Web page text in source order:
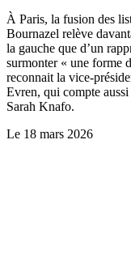
À Paris, la fusion des
Bournazel relève
la gauche que d’un
surmonter « une forme
reconnait la vice-
Evren, qui compte
Sarah Knafo.
Le 18 mars 2026